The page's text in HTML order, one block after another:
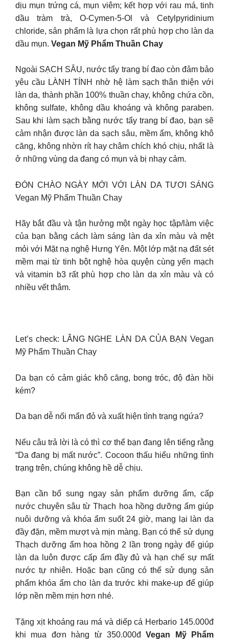
dịu mụn trứng cá, mụn viêm; kết hợp với rau má, tinh
dầu tràm trà, O-Cymen-5-Ol và Cetylpyridinium
chloride, sản phẩm là lựa chọn rất phù hợp cho làn da
dầu mụn. Vegan Mỹ Phẩm Thuần Chay
Ngoài SẠCH SÂU, nước tẩy trang bí đao còn đảm bảo
yêu cầu LÀNH TÍNH nhờ hệ làm sạch thân thiện với
làn da, thành phần 100% thuần chay, không chứa cồn,
không sulfate, không dầu khoáng và không paraben.
Sau khi làm sạch bằng nước tẩy trang bí đao, bạn sẽ
cảm nhận được làn da sạch sâu, mềm ẩm, không khô
căng, không nhờn rít hay châm chích khó chịu, nhất là
ở những vùng da đang có mụn và bị nhạy cảm.
ĐÓN CHÀO NGÀY MỚI VỚI LÀN DA TƯƠI SÁNG
Vegan Mỹ Phẩm Thuần Chay
Hãy bắt đầu và tận hưởng một ngày học tập/làm việc
của bạn bằng cách làm sáng làn da xỉn màu và mệt
mỏi với Mặt nạ nghệ Hưng Yên. Một lớp mặt nạ đất sét
mềm mại từ tinh bột nghệ hòa quyện cùng yến mạch
và vitamin b3 rất phù hợp cho làn da xỉn màu và có
nhiều vết thâm.
Let’s check: LẮNG NGHE LÀN DA CỦA BẠN Vegan
Mỹ Phẩm Thuần Chay
Da bạn có cảm giác khô căng, bong tróc, độ đàn hồi
kém?
Da bạn dễ nổi mẩn đỏ và xuất hiện tình trạng ngứa?
Nếu câu trả lời là có thì cơ thể bạn đang lên tiếng rằng
“Da đang bị mất nước”. Cocoon thấu hiểu những tình
trạng trên, chúng không hề dễ chịu.
Bạn cần bổ sung ngay sản phẩm dưỡng ẩm, cấp
nước chuyên sâu từ Thạch hoa hồng dưỡng ẩm giúp
nuôi dưỡng và khóa ẩm suốt 24 giờ, mang lại làn da
đầy đặn, mềm mượt và mịn màng. Bạn có thể sử dụng
Thạch dưỡng ẩm hoa hồng 2 lần trong ngày để giúp
làn da luôn được cấp ẩm đầy đủ và hạn chế sự mất
nước tự nhiên. Hoặc bạn cũng có thể sử dụng sản
phẩm khóa ẩm cho làn da trước khi make-up để giúp
lớp nền mềm mịn hơn nhé.
Tặng xịt khoáng rau má và diếp cá Herbario 145.000đ
khi mua đơn hàng từ 350.000đVegan Mỹ Phẩm